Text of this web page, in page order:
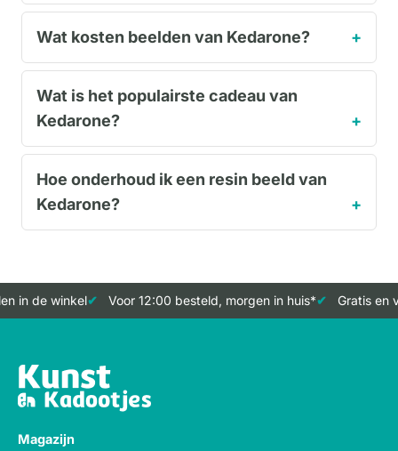
Wat kosten beelden van Kedarone?
Wat is het populairste cadeau van
Kedarone?
Hoe onderhoud ik een resin beeld van
Kedarone?
in de winkel Voor 12:00 besteld, morgen in huis* Gratis en
Magazijn